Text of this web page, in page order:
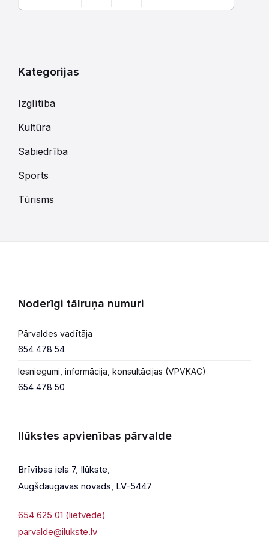
Kategorijas
Izglītība
Kultūra
Sabiedrība
Sports
Tūrisms
Noderīgi tālruņa numuri
Pārvaldes vadītāja
654 478 54
Iesniegumi, informācija, konsultācijas (VPVKAC)
654 478 50
Ilūkstes apvienības pārvalde
Brīvības iela 7, Ilūkste,
Augšdaugavas novads, LV-5447
654 625 01 (lietvede)
parvalde@ilukste.lv